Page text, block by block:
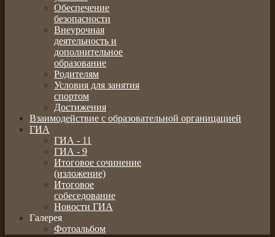
Обеспечение
безопасности
Внеурочная
деятельность и
дополнительное
образование
Родителям
Условия для занятия
спортом
Достижения
Взаимодействие с образовательной органицацией
ГИА
ГИА - 11
ГИА - 9
Итоговое сочинение
(изложение)
Итоговое
собеседование
Новости ГИА
Галерея
Фотоальбом